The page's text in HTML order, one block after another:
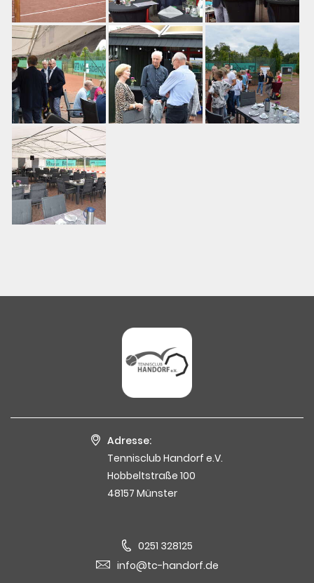
Adresse:
Tennisclub Handorf e.V.
Hobbeltstraße 100
48157 Münster
0251 328125
info@tc-handorf.de